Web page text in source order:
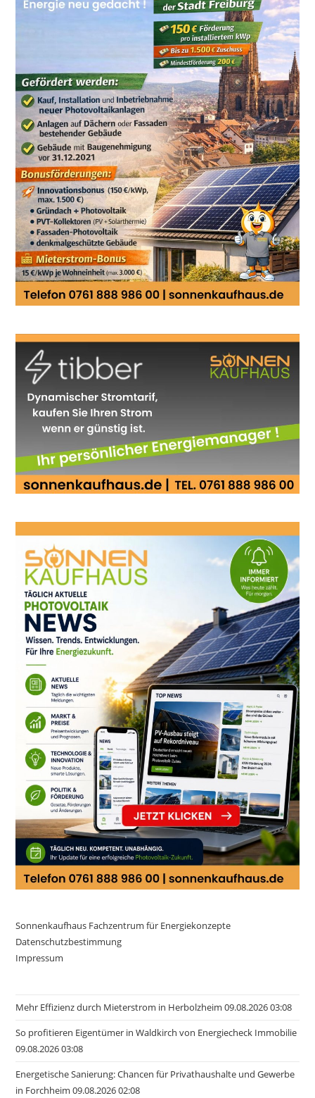
Sonnenkaufhaus Fachzentrum für Energiekonzepte
Datenschutzbestimmung
Impressum
Mehr Effizienz durch Mieterstrom in Herbolzheim 09.08.2026 03:08
So profitieren Eigentümer in Waldkirch von Energiecheck Immobilie
09.08.2026 03:08
Energetische Sanierung: Chancen für Privathaushalte und Gewerbe
in Forchheim 09.08.2026 02:08